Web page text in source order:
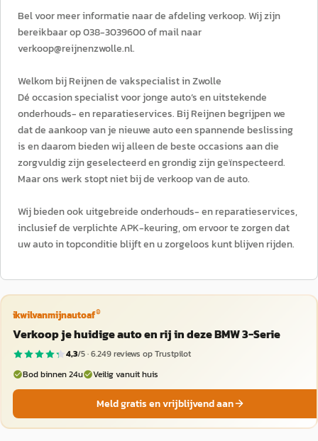
Bel voor meer informatie naar de afdeling verkoop. Wij zijn
bereikbaar op 038-3039600 of mail naar
verkoop@reijnenzwolle.nl.
Welkom bij Reijnen de vakspecialist in Zwolle
Dé occasion specialist voor jonge auto’s en uitstekende
onderhouds- en reparatieservices. Bij Reijnen begrijpen we
dat de aankoop van je nieuwe auto een spannende beslissing
is en daarom bieden wij alleen de beste occasions aan die
zorgvuldig zijn geselecteerd en grondig zijn geïnspecteerd.
Maar ons werk stopt niet bij de verkoop van de auto.
Wij bieden ook uitgebreide onderhouds- en reparatieservices,
inclusief de verplichte APK-keuring, om ervoor te zorgen dat
uw auto in topconditie blijft en u zorgeloos kunt blijven rijden.
ikwilvanmijnautoaf®
Verkoop je huidige auto en rij in deze BMW 3-Serie
4,3/5 ·6.249reviews op Trustpilot
Bod binnen 24u
Veilig vanuit huis
Meld gratis en vrijblijvend aan